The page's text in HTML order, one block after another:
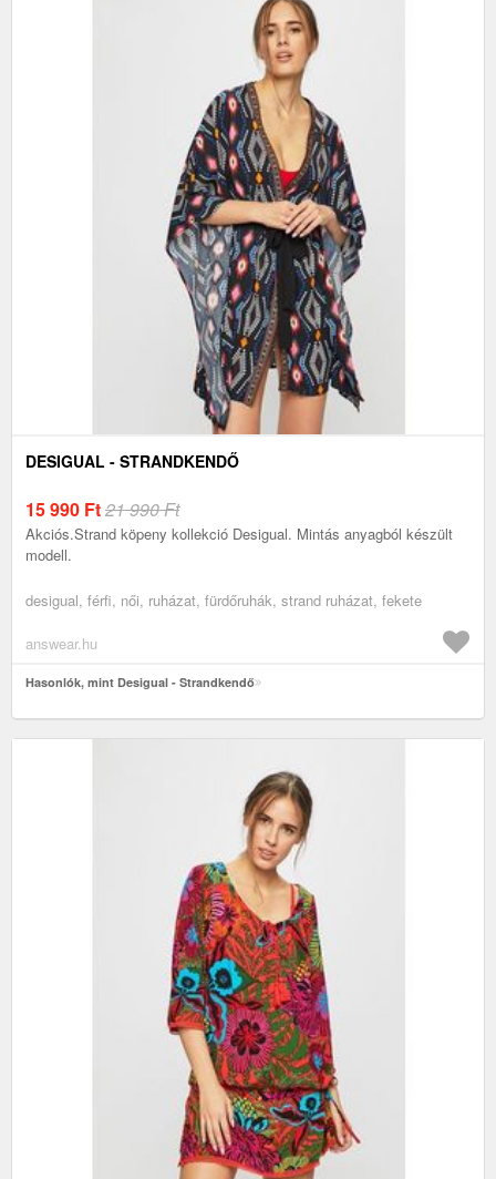
DESIGUAL - STRANDKENDŐ
15 990 Ft21 990 Ft
Akciós.Strand köpeny kollekció Desigual. Mintás anyagból készült
modell.
desigual, férfi, női, ruházat, fürdőruhák, strand ruházat, fekete
answear.hu
Hasonlók, mint Desigual - Strandkendő